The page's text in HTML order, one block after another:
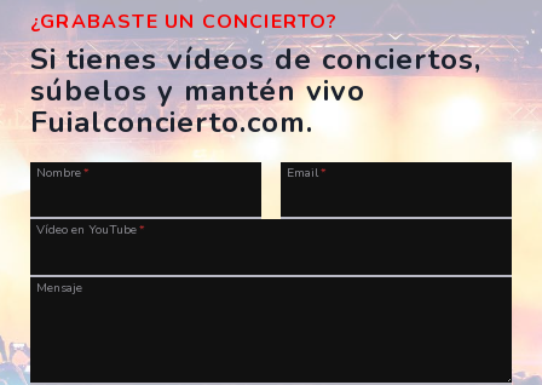
reggaeville
¡Haz historia musical! ¡Envía tu
vídeo ahora!
amantes de los conciertos en vivo!
¿GRABASTE UN CONCIERTO?
Si tienes vídeos de conciertos,
súbelos y mantén vivo
Fuialconcierto.com.
Nombre* Email*
Vídeo en YouTube*
Mensaje